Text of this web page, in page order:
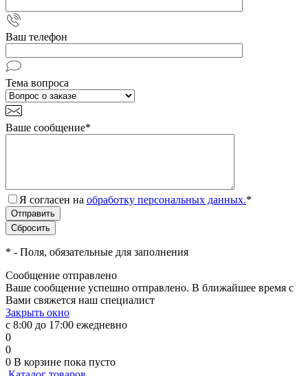
Ваш телефон
Тема вопроса
Ваше сообщение*
Я согласен на обработку персональных данных.*
* - Поля, обязательные для заполнения
Сообщение отправлено
Ваше сообщение успешно отправлено. В ближайшее время с
Вами свяжется наш специалист
Закрыть окно
с 8:00 до 17:00 ежедневно
0
0
0 В корзине пока пусто